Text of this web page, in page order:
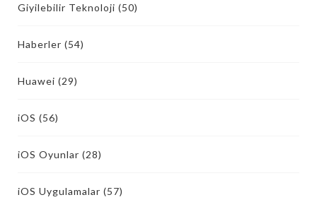
Giyilebilir Teknoloji (50)
Haberler (54)
Huawei (29)
iOS (56)
iOS Oyunlar (28)
iOS Uygulamalar (57)